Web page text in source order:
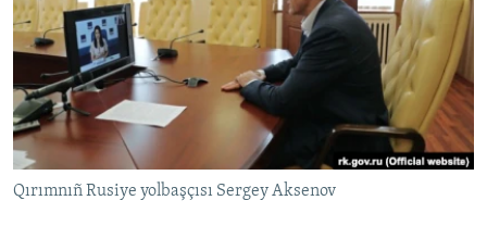
FİKİR
Русский
Українською
QOŞULIÑIZ!
Qırımnıñ Rusiye yolbaşçısı Sergey Aksenov